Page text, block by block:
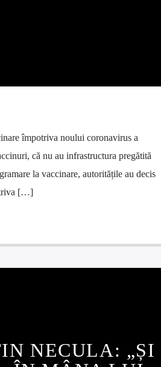
împotriva noului coronavirus a
că nu au infrastructura pregătită
la vaccinare, autoritățile au decis
[…]
NECULA: „ȘI